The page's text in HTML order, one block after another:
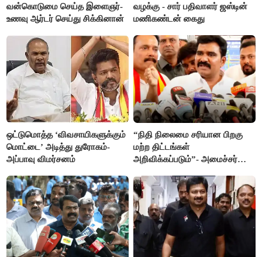
வன்கொடுமை செய்த இளைஞர்-
உணவு ஆர்டர் செய்து சிக்கினான்
வழக்கு - சார் பதிவாளர் ஜஸ்டின்
மணிகண்டன் கைது
ஒட்டுமொத்த ‘விவசாயிகளுக்கும்
மொட்டை’ அடித்து துரோகம்-
அப்பாவு விமர்சனம்
“நிதி நிலைமை சரியான பிறகு
மற்ற திட்டங்கள்
அறிவிக்கப்படும்”- அமைச்சர்